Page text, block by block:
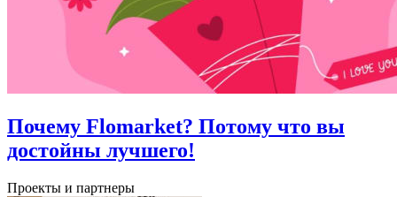
Почему Flomarket? Потому что вы
достойны лучшего!
Проекты и партнеры